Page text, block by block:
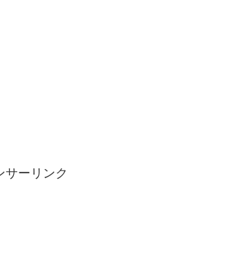
サーリンク